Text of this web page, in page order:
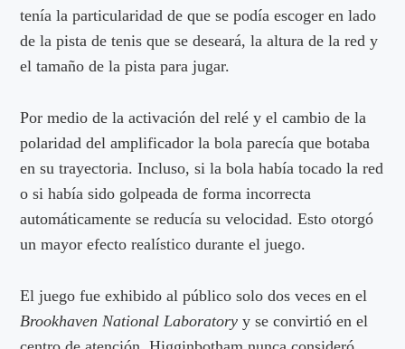
tenía la particularidad de que se podía escoger en lado
de la pista de tenis que se deseará, la altura de la red y
el tamaño de la pista para jugar.
Por medio de la activación del relé y el cambio de la
polaridad del amplificador la bola parecía que botaba
en su trayectoria. Incluso, si la bola había tocado la red
o si había sido golpeada de forma incorrecta
automáticamente se reducía su velocidad. Esto otorgó
un mayor efecto realístico durante el juego.
El juego fue exhibido al público solo dos veces en el
Brookhaven National Laboratory y se convirtió en el